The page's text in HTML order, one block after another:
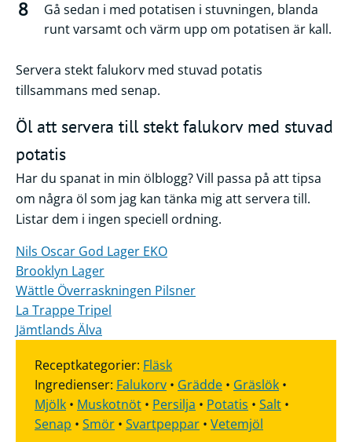
Gå sedan i med potatisen i stuvningen, blanda
runt varsamt och värm upp om potatisen är kall.
Servera stekt falukorv med stuvad potatis
tillsammans med senap.
Öl att servera till stekt falukorv med stuvad
potatis
Har du spanat in min ölblogg? Vill passa på att tipsa
om några öl som jag kan tänka mig att servera till.
Listar dem i ingen speciell ordning.
Nils Oscar God Lager EKO
Brooklyn Lager
Wättle Överraskningen Pilsner
La Trappe Tripel
Jämtlands Älva
Receptkategorier: Fläsk
Ingredienser: Falukorv • Grädde • Gräslök •
Mjölk • Muskotnöt • Persilja • Potatis • Salt •
Senap • Smör • Svartpeppar • Vetemjöl